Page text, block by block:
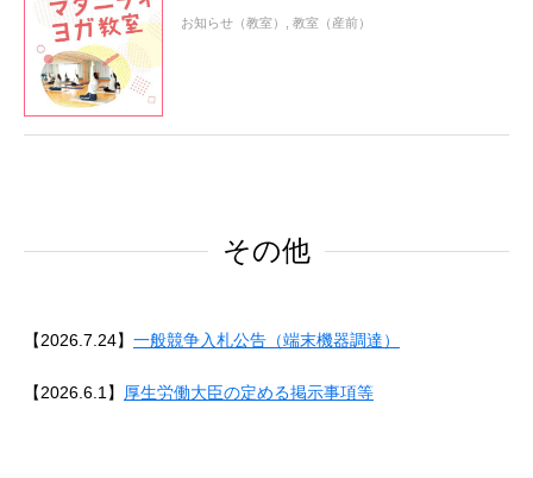
お知らせ（教室） 教室（産前）
その他
【2026.7.24】 一般競争入札公告（端末機器調達）
【2026.6.1】 厚生労働大臣の定める掲示事項等